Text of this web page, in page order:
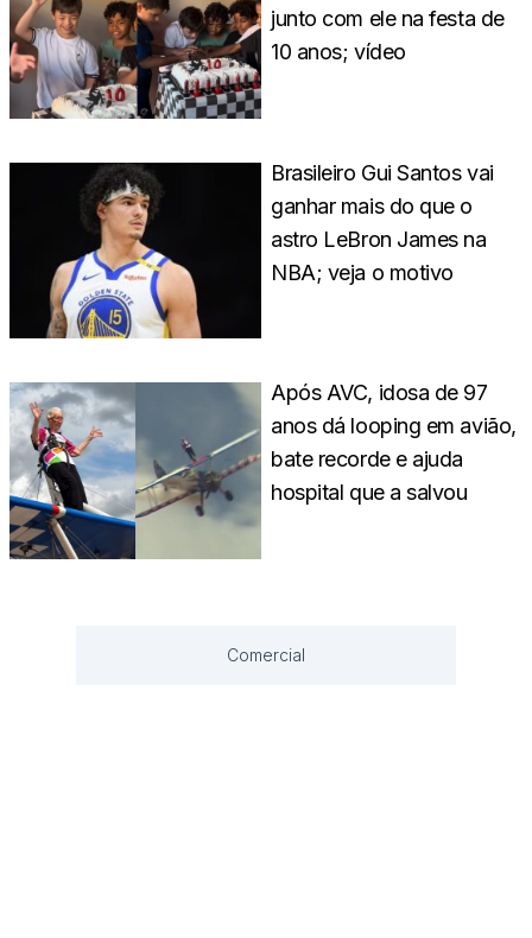
junto com ele na festa de
10 anos; vídeo
Brasileiro Gui Santos vai
ganhar mais do que o
astro LeBron James na
NBA; veja o motivo
Após AVC, idosa de 97
anos dá looping em avião,
bate recorde e ajuda
hospital que a salvou
Comercial